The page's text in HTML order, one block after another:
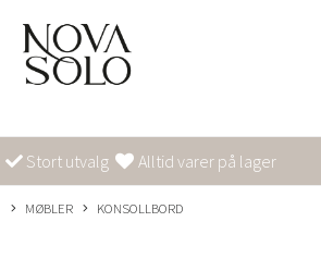
Stort utvalg Alltid varer på lager
MØBLER KONSOLLBORD